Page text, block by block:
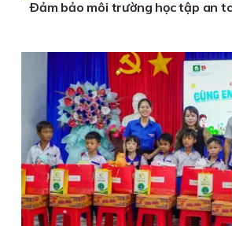
Ðảm bảo môi trường học tập an